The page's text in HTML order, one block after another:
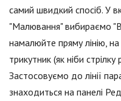
самий швидкий спосіб. У
"Малювання" вибираємо
намалюйте пряму лінію, на
трикутник (як ніби
Застосовуємо до лінії
знаходиться на панелі